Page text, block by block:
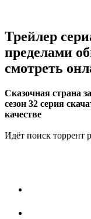
Трейлер
пределами
смотреть
Сказочная страна
сезон 32 серия
качестве
Идёт поиск торрент